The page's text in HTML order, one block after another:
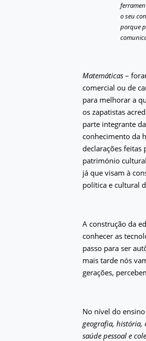
o seu
porque
Matemáticas –
comercial ou de
para melhorar a
os zapatistas
parte integrante
conhecimento da
declarações feitas
património
já que visam à
política e cultural
A construção da
conhecer as
passo para ser
mais tarde nós
gerações,
No nível do
geografia, história,
saúde pessoal e